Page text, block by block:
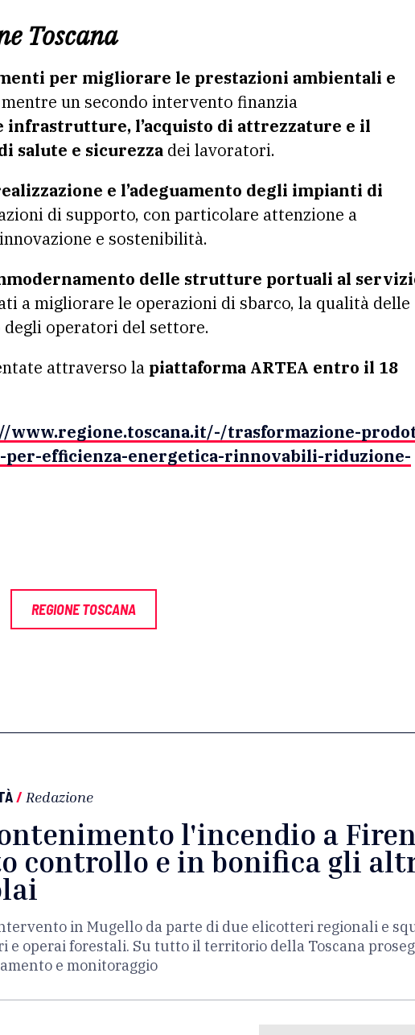
Toscana
per migliorare le prestazioni ambientali e
mentre un secondo intervento finanzia
infrastrutture, l’acquisto di attrezzature e il
salute e sicurezza dei lavoratori.
e l’adeguamento degli impianti di
di supporto, con particolare attenzione a
e sostenibilità.
delle strutture portuali al
a migliorare le operazioni di sbarco, la qualità delle
operatori del settore.
attraverso la piattaforma ARTEA entro il 18
www.regione.toscana.it/-/trasformazione-
per-efficienza-energetica-rinnovabili-riduzione-
REGIONE TOSCANA
/ Redazione
l'incendio a
controllo e in bonifica gli
in Mugello da parte di due elicotteri regionali e
e operai forestali. Su tutto il territorio della Toscana
e monitoraggio